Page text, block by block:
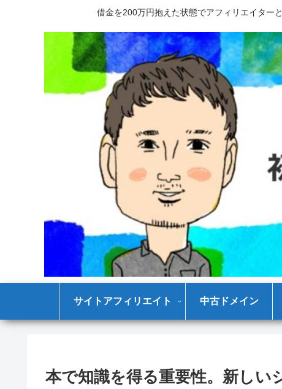
借金を200万円抱えた状態でアフィリエイター
サイトアフィリエイト 中古ドメイン
本で知識を得る重要性。新しい